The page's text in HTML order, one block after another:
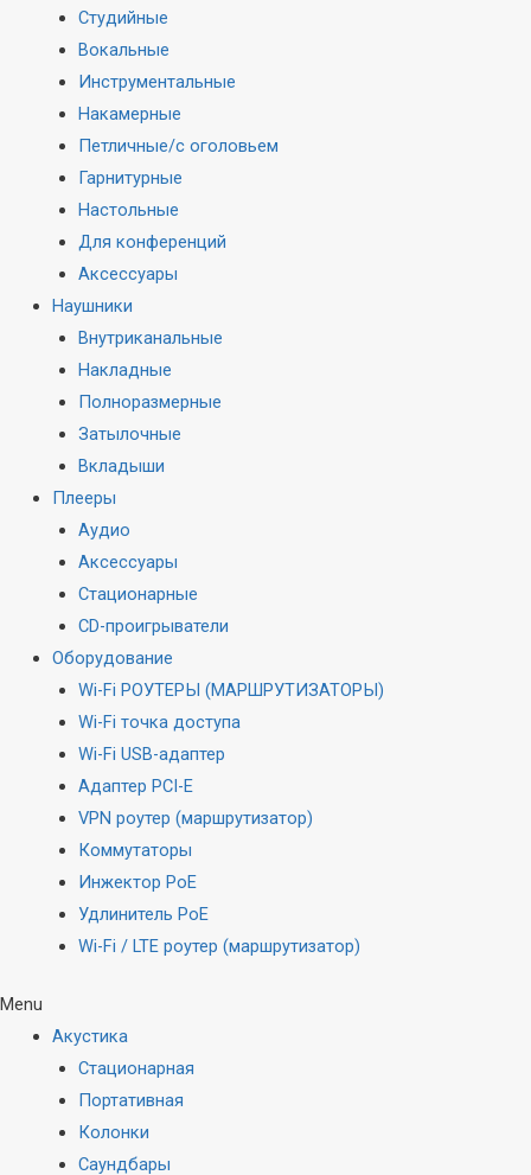
Студийные
Вокальные
Инструментальные
Накамерные
Петличные/с оголовьем
Гарнитурные
Настольные
Для конференций
Аксессуары
Наушники
Внутриканальные
Накладные
Полноразмерные
Затылочные
Вкладыши
Плееры
Аудио
Аксессуары
Стационарные
CD-проигрыватели
Оборудование
Wi-Fi РОУТЕРЫ (МАРШРУТИЗАТОРЫ)
Wi-Fi точка доступа
Wi-Fi USB-адаптер
Адаптер PCI-E
VPN роутер (маршрутизатор)
Коммутаторы
Инжектор PoE
Удлинитель PoE
Wi-Fi / LTE роутер (маршрутизатор)
Menu
Акустика
Стационарная
Портативная
Колонки
Саундбары